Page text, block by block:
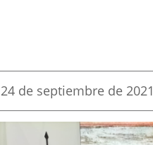
Fecha
la
24 de septiembre de 2021